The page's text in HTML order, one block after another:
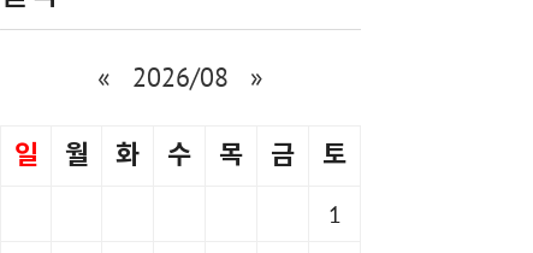
« 2026/08 »
일 월 화 수 목 금 토
1